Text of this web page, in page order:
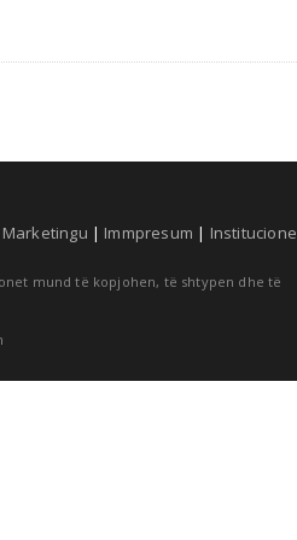
Marketingu | Immpresum | Institucione
mund të kopjohen, të shtypen dhe të